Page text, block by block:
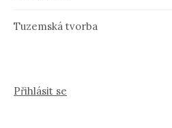
Tuzemská tvorba
Přihlásit se